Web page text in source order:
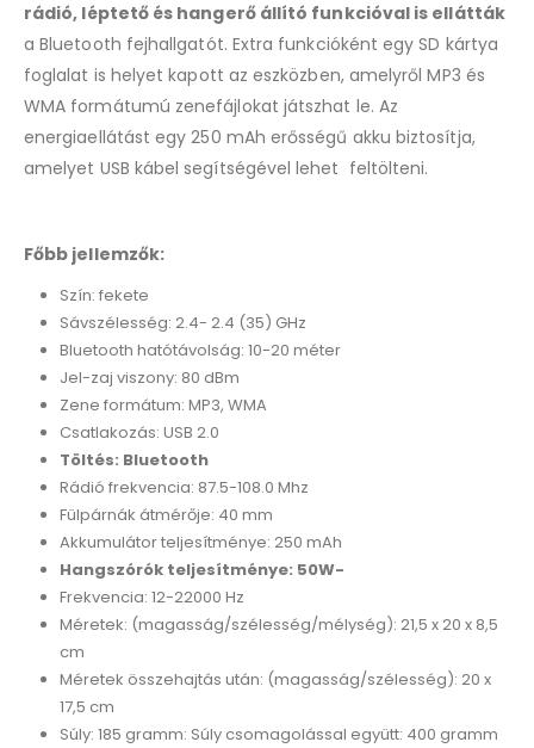
rádió, léptető és hangerő állító funkcióval is ellátták
a Bluetooth fejhallgatót. Extra funkcióként egy SD kártya
foglalat is helyet kapott az eszközben, amelyről MP3 és
WMA formátumú zenefájlokat játszhat le. Az
energiaellátást egy 250 mAh erősségű akku biztosítja,
amelyet USB kábel segítségével lehet feltölteni.
Főbb jellemzők:
Szín: fekete
Sávszélesség: 2.4- 2.4 (35) GHz
Bluetooth hatótávolság: 10-20 méter
Jel-zaj viszony: 80 dBm
Zene formátum: MP3, WMA
Csatlakozás: USB 2.0
Töltés: Bluetooth
Rádió frekvencia: 87.5-108.0 Mhz
Fülpárnák átmérője: 40 mm
Akkumulátor teljesítménye: 250 mAh
Hangszórók teljesítménye: 50W-
Frekvencia: 12-22000 Hz
Méretek: (magasság/szélesség/mélység): 21,5 x 20 x 8,5
cm
Méretek összehajtás után: (magasság/szélesség): 20 x
17,5 cm
Súly: 185 gramm: Súly csomagolással együtt: 400 gramm